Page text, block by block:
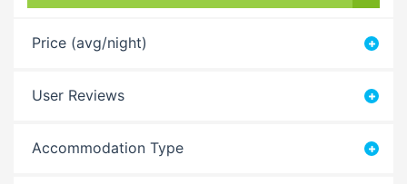
Price (avg/night)
User Reviews
Accommodation Type